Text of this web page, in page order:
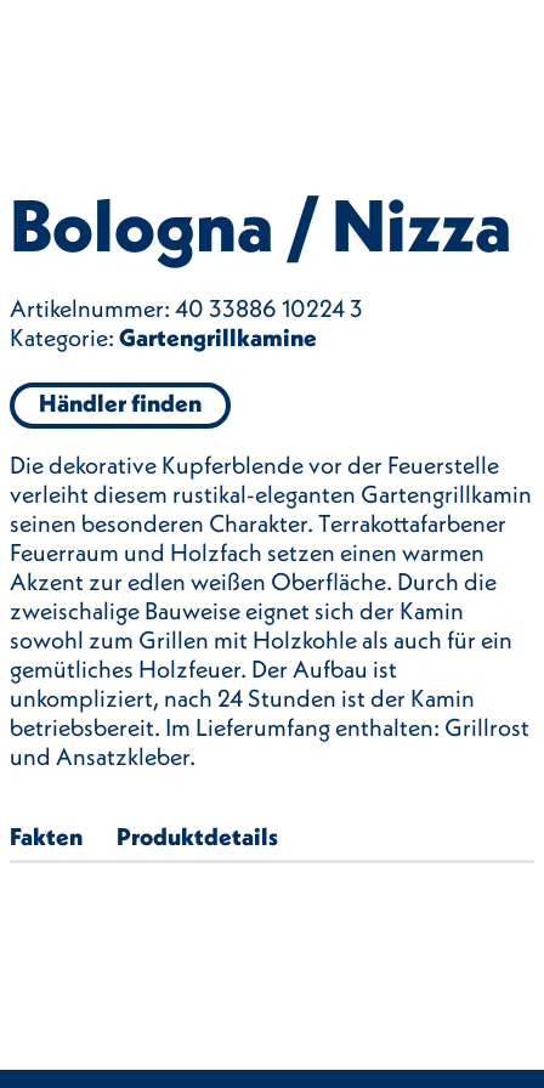
Bologna / Nizza
Artikelnummer: 40 33886 10224 3
Kategorie: Gartengrillkamine
Händler finden
Die dekorative Kupferblende vor der Feuerstelle
verleiht diesem rustikal-eleganten Gartengrillkamin
seinen besonderen Charakter. Terrakottafarbener
Feuerraum und Holzfach setzen einen warmen
Akzent zur edlen weißen Oberfläche. Durch die
zweischalige Bauweise eignet sich der Kamin
sowohl zum Grillen mit Holzkohle als auch für ein
gemütliches Holzfeuer. Der Aufbau ist
unkompliziert, nach 24 Stunden ist der Kamin
betriebsbereit. Im Lieferumfang enthalten: Grillrost
und Ansatzkleber.
Fakten Produktdetails